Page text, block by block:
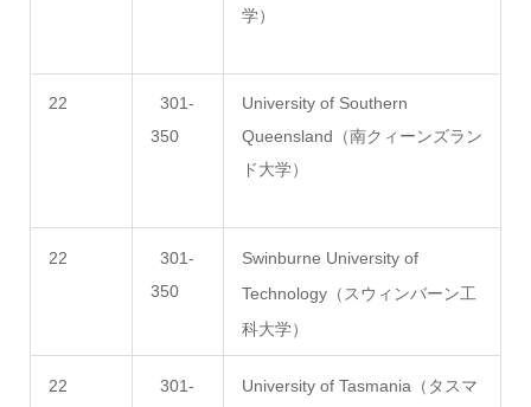
学）
22
301-
350
University of Southern
Queensland（南クィーンズラン
ド大学）
22
301-
350
Swinburne University of
Technology（スウィンバーン工
科大学）
22
301-
University of Tasmania（タスマ